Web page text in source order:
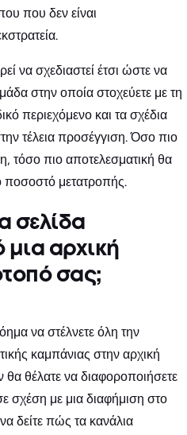
που δεν είναι
να σχεδιαστεί έτσι ώστε να
στην οποία στοχεύετε με τη
περιεχόμενο και τα σχέδια
τέλεια προσέγγιση. Όσο πιο
τόσο πιο αποτελεσματική θα
ποσοστό μετατροπής.
σελίδα
αρχική
σας;
να στέλνετε όλη την
καμπάνιας στην αρχική
θέλατε να διαφοροποιήσετε
σχέση με μια διαφήμιση στο
δείτε πώς τα κανάλια